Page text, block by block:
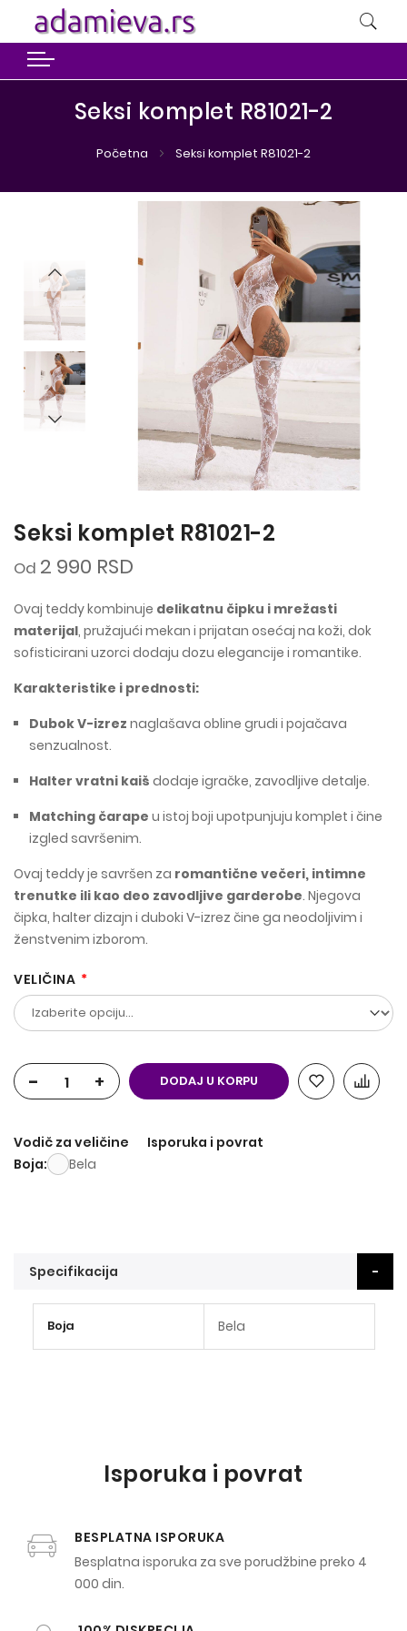
Seksi komplet R81021-2
Početna Seksi komplet R81021-2
Seksi komplet R81021-2
Od 2 990 RSD
Ovaj teddy kombinuje delikatnu čipku i mrežasti
materijal, pružajući mekan i prijatan osećaj na koži, dok
sofisticirani uzorci dodaju dozu elegancije i romantike.
Karakteristike i prednosti:
Dubok V-izrez naglašava obline grudi i pojačava
senzualnost.
Halter vratni kaiš dodaje igračke, zavodljive detalje.
Matching čarape u istoj boji upotpunjuju komplet i čine
izgled savršenim.
Ovaj teddy je savršen za romantične večeri, intimne
trenutke ili kao deo zavodljive garderobe. Njegova
čipka, halter dizajn i duboki V-izrez čine ga neodoljivim i
ženstvenim izborom.
VELIČINA
- + DODAJ U KORPU
Vodič za veličine
Isporuka i povrat
Boja
Bela
Specifikacija
informacija
Boja Bela
Isporuka i povrat
BESPLATNA ISPORUKA
Besplatna isporuka za sve porudžbine preko 4
000 din.